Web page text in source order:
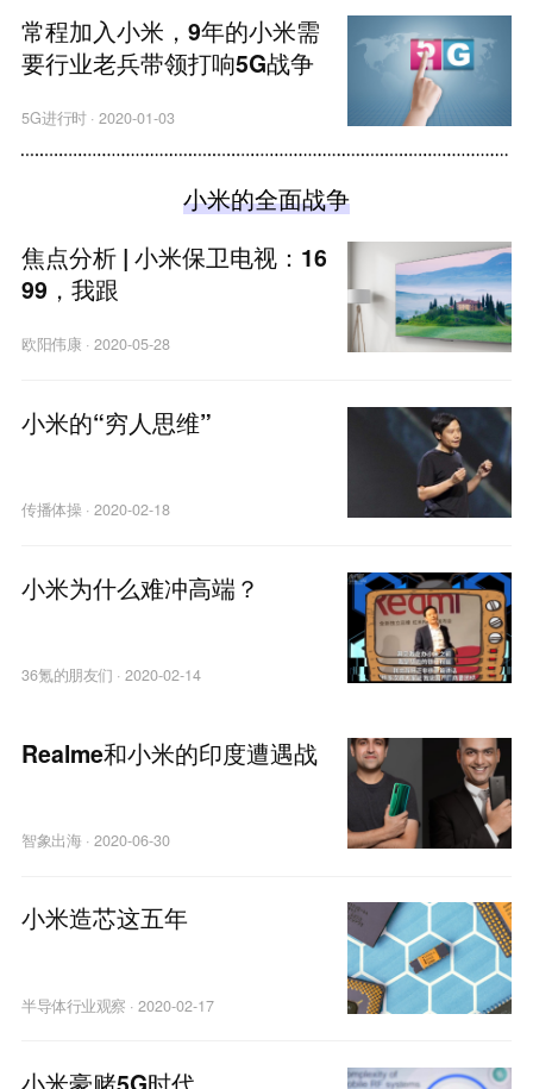
常程加入小米，9年的小米需
要行业老兵带领打响5G战争
5G进行时·2020-01-03
小米的全面战争
焦点分析 | 小米保卫电视：16
99，我跟
欧阳伟康 · 2020-05-28
小米的“穷人思维”
传播体操 · 2020-02-18
小米为什么难冲高端？
36氪的朋友们 ·2020-02-14
Realme和小米的印度遭遇战
智象出海 · 2020-06-30
小米造芯这五年
半导体行业观察 ·2020-02-17